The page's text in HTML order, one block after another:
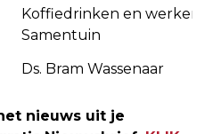
Koffiedrinken en werken in
Samentuin
Ds. Bram Wassenaar
nieuws uit je